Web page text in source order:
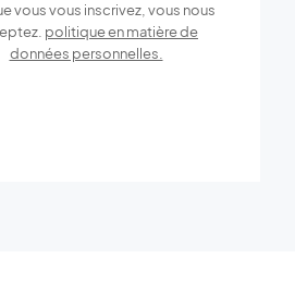
vous vous inscrivez, vous nous
politique en matière de
données personnelles.